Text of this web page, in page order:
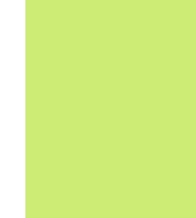
busca de bebidas
será recolhido e o
PTC a fim de